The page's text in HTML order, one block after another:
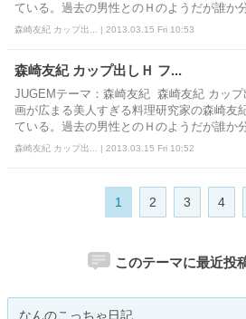
ている。過去の男性とのＨのようだが誰か
森崎友紀 カップ出... | 2013.03.15 Fri 10:53
森崎友紀 カップ出しＨ フ...
JUGEMテーマ：森崎友紀 森崎友紀 カッ
画が広まる美人すぎる料理研究家の森崎友
ている。過去の男性とのＨのようだが誰か
森崎友紀 カップ出... | 2013.03.15 Fri 10:52
1 2 3 4
このテーマに最近投
なんのこっちゃ日記